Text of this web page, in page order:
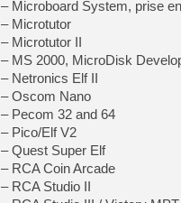
– Microboard System, prise
– Microtutor
– Microtutor II
– MS 2000, MicroDisk
– Netronics Elf II
– Oscom Nano
– Pecom 32 and 64
– Pico/Elf V2
– Quest Super Elf
– RCA Coin Arcade
– RCA Studio II